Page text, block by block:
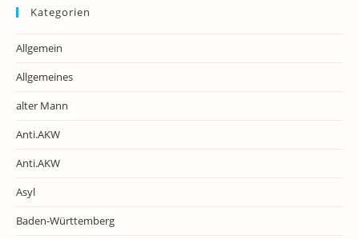
Kategorien
Allgemein
Allgemeines
alter Mann
Anti.AKW
Anti.AKW
Asyl
Baden-Württemberg